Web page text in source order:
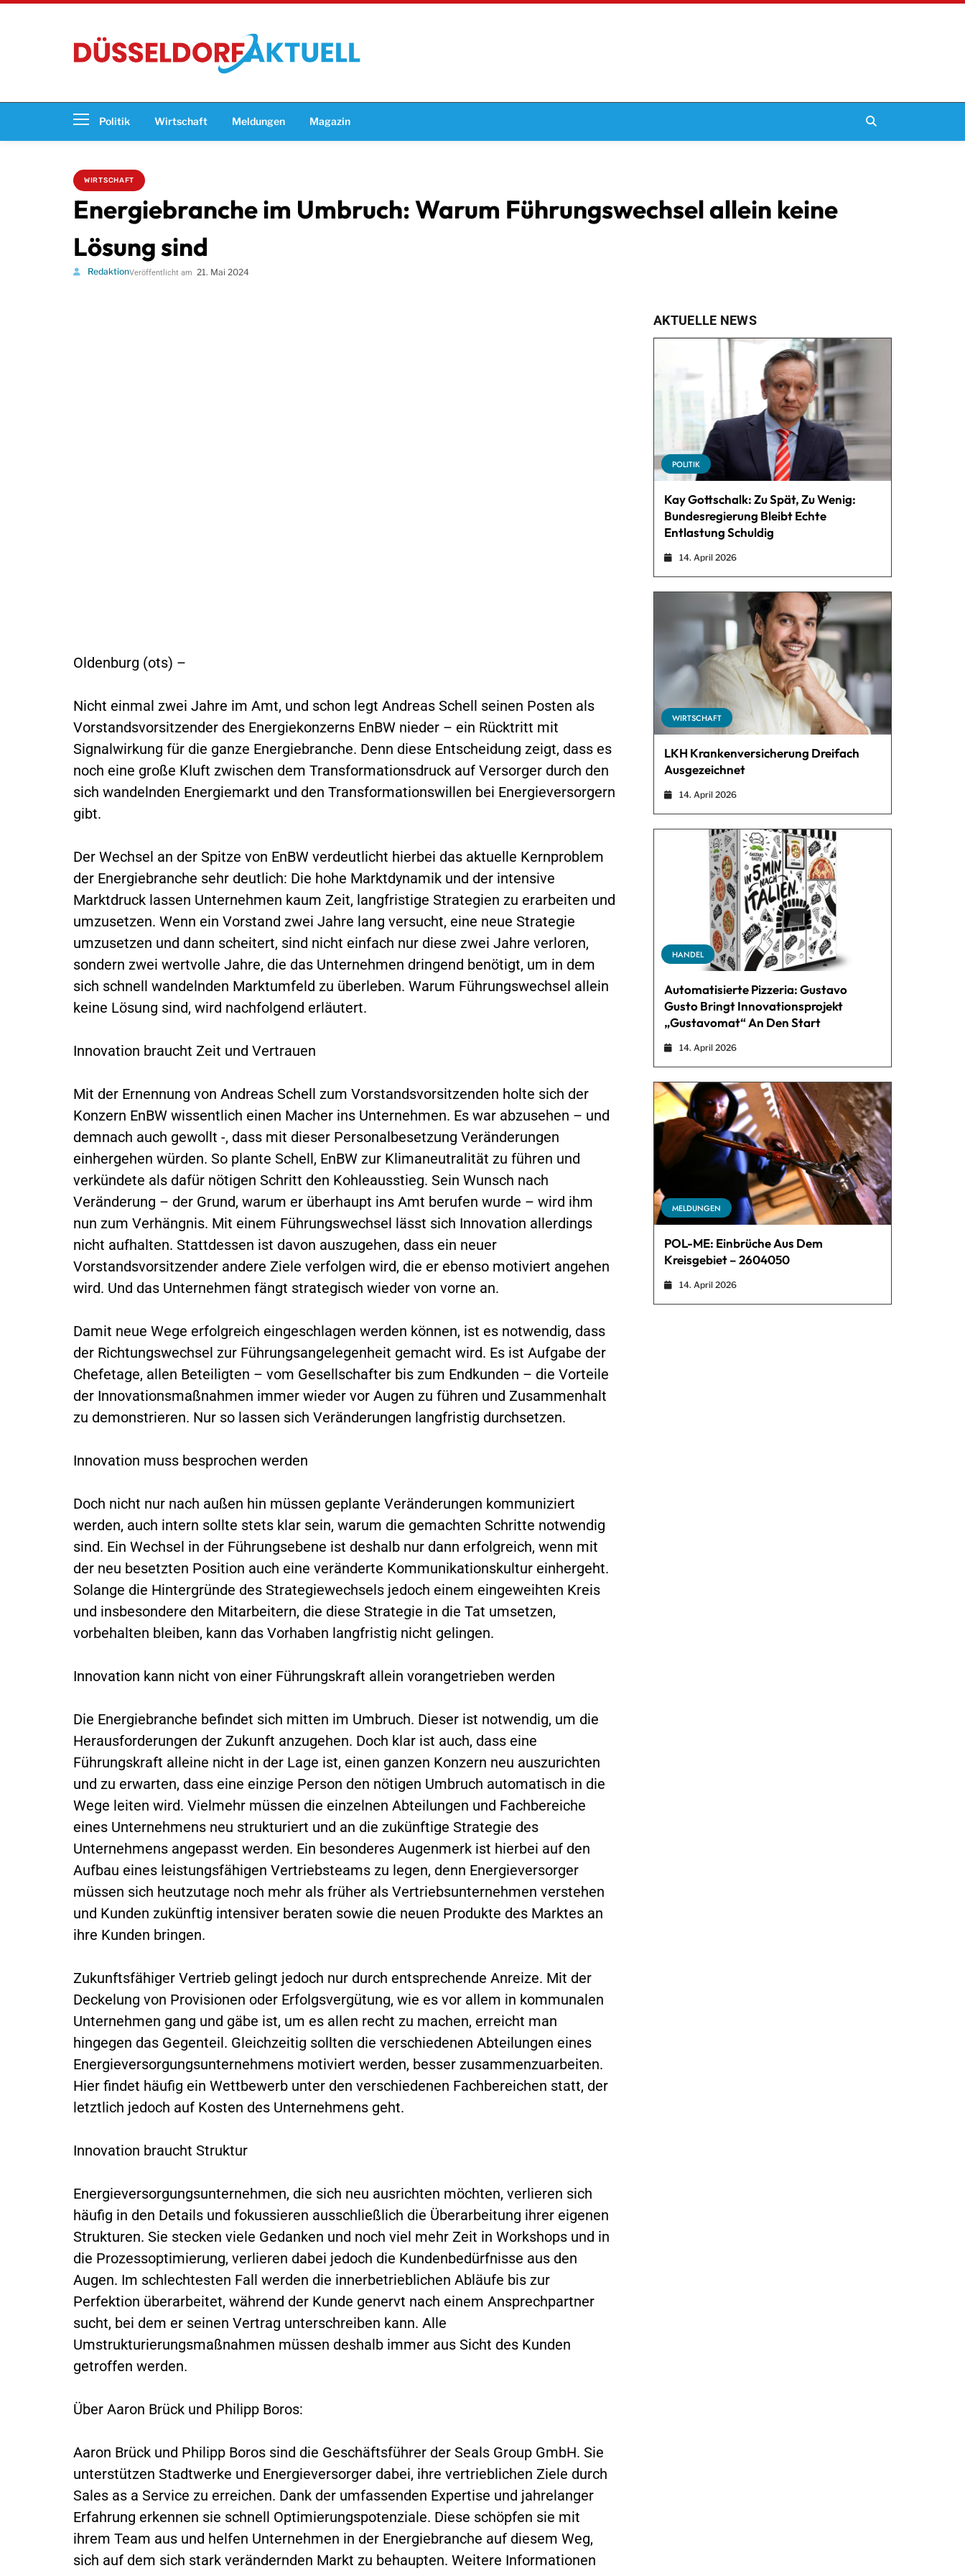
Politik Wirtschaft Meldungen Magazin
WIRTSCHAFT
Energiebranche im Umbruch: Warum Führungswechsel allein keine
Lösung sind
RedaktionVeröffentlicht am 21. Mai 2024
Oldenburg (ots) –
Nicht einmal zwei Jahre im Amt, und schon legt Andreas Schell seinen Posten als
Vorstandsvorsitzender des Energiekonzerns EnBW nieder – ein Rücktritt mit
Signalwirkung für die ganze Energiebranche. Denn diese Entscheidung zeigt, dass es
noch eine große Kluft zwischen dem Transformationsdruck auf Versorger durch den
sich wandelnden Energiemarkt und den Transformationswillen bei Energieversorgern
gibt.
Der Wechsel an der Spitze von EnBW verdeutlicht hierbei das aktuelle Kernproblem
der Energiebranche sehr deutlich: Die hohe Marktdynamik und der intensive
Marktdruck lassen Unternehmen kaum Zeit, langfristige Strategien zu erarbeiten und
umzusetzen. Wenn ein Vorstand zwei Jahre lang versucht, eine neue Strategie
umzusetzen und dann scheitert, sind nicht einfach nur diese zwei Jahre verloren,
sondern zwei wertvolle Jahre, die das Unternehmen dringend benötigt, um in dem
sich schnell wandelnden Marktumfeld zu überleben. Warum Führungswechsel allein
keine Lösung sind, wird nachfolgend erläutert.
Innovation braucht Zeit und Vertrauen
Mit der Ernennung von Andreas Schell zum Vorstandsvorsitzenden holte sich der
Konzern EnBW wissentlich einen Macher ins Unternehmen. Es war abzusehen – und
demnach auch gewollt -, dass mit dieser Personalbesetzung Veränderungen
einhergehen würden. So plante Schell, EnBW zur Klimaneutralität zu führen und
verkündete als dafür nötigen Schritt den Kohleausstieg. Sein Wunsch nach
Veränderung – der Grund, warum er überhaupt ins Amt berufen wurde – wird ihm
nun zum Verhängnis. Mit einem Führungswechsel lässt sich Innovation allerdings
nicht aufhalten. Stattdessen ist davon auszugehen, dass ein neuer
Vorstandsvorsitzender andere Ziele verfolgen wird, die er ebenso motiviert angehen
wird. Und das Unternehmen fängt strategisch wieder von vorne an.
Damit neue Wege erfolgreich eingeschlagen werden können, ist es notwendig, dass
der Richtungswechsel zur Führungsangelegenheit gemacht wird. Es ist Aufgabe der
Chefetage, allen Beteiligten – vom Gesellschafter bis zum Endkunden – die Vorteile
der Innovationsmaßnahmen immer wieder vor Augen zu führen und Zusammenhalt
zu demonstrieren. Nur so lassen sich Veränderungen langfristig durchsetzen.
Innovation muss besprochen werden
Doch nicht nur nach außen hin müssen geplante Veränderungen kommuniziert
werden, auch intern sollte stets klar sein, warum die gemachten Schritte notwendig
sind. Ein Wechsel in der Führungsebene ist deshalb nur dann erfolgreich, wenn mit
der neu besetzten Position auch eine veränderte Kommunikationskultur einhergeht.
Solange die Hintergründe des Strategiewechsels jedoch einem eingeweihten Kreis
und insbesondere den Mitarbeitern, die diese Strategie in die Tat umsetzen,
vorbehalten bleiben, kann das Vorhaben langfristig nicht gelingen.
Innovation kann nicht von einer Führungskraft allein vorangetrieben werden
Die Energiebranche befindet sich mitten im Umbruch. Dieser ist notwendig, um die
Herausforderungen der Zukunft anzugehen. Doch klar ist auch, dass eine
Führungskraft alleine nicht in der Lage ist, einen ganzen Konzern neu auszurichten
und zu erwarten, dass eine einzige Person den nötigen Umbruch automatisch in die
Wege leiten wird. Vielmehr müssen die einzelnen Abteilungen und Fachbereiche
eines Unternehmens neu strukturiert und an die zukünftige Strategie des
Unternehmens angepasst werden. Ein besonderes Augenmerk ist hierbei auf den
Aufbau eines leistungsfähigen Vertriebsteams zu legen, denn Energieversorger
müssen sich heutzutage noch mehr als früher als Vertriebsunternehmen verstehen
und Kunden zukünftig intensiver beraten sowie die neuen Produkte des Marktes an
ihre Kunden bringen.
Zukunftsfähiger Vertrieb gelingt jedoch nur durch entsprechende Anreize. Mit der
Deckelung von Provisionen oder Erfolgsvergütung, wie es vor allem in kommunalen
Unternehmen gang und gäbe ist, um es allen recht zu machen, erreicht man
hingegen das Gegenteil. Gleichzeitig sollten die verschiedenen Abteilungen eines
Energieversorgungsunternehmens motiviert werden, besser zusammenzuarbeiten.
Hier findet häufig ein Wettbewerb unter den verschiedenen Fachbereichen statt, der
letztlich jedoch auf Kosten des Unternehmens geht.
Innovation braucht Struktur
Energieversorgungsunternehmen, die sich neu ausrichten möchten, verlieren sich
häufig in den Details und fokussieren ausschließlich die Überarbeitung ihrer eigenen
Strukturen. Sie stecken viele Gedanken und noch viel mehr Zeit in Workshops und in
die Prozessoptimierung, verlieren dabei jedoch die Kundenbedürfnisse aus den
Augen. Im schlechtesten Fall werden die innerbetrieblichen Abläufe bis zur
Perfektion überarbeitet, während der Kunde genervt nach einem Ansprechpartner
sucht, bei dem er seinen Vertrag unterschreiben kann. Alle
Umstrukturierungsmaßnahmen müssen deshalb immer aus Sicht des Kunden
getroffen werden.
Über Aaron Brück und Philipp Boros:
Aaron Brück und Philipp Boros sind die Geschäftsführer der Seals Group GmbH. Sie
unterstützen Stadtwerke und Energieversorger dabei, ihre vertrieblichen Ziele durch
Sales as a Service zu erreichen. Dank der umfassenden Expertise und jahrelanger
Erfahrung erkennen sie schnell Optimierungspotenziale. Diese schöpfen sie mit
ihrem Team aus und helfen Unternehmen in der Energiebranche auf diesem Weg,
sich auf dem sich stark verändernden Markt zu behaupten. Weitere Informationen
AKTUELLE NEWS
POLITIK
Kay Gottschalk: Zu Spät, Zu Wenig:
Bundesregierung Bleibt Echte
Entlastung Schuldig
14. April 2026
WIRTSCHAFT
LKH Krankenversicherung Dreifach
Ausgezeichnet
14. April 2026
HANDEL
Automatisierte Pizzeria: Gustavo
Gusto Bringt Innovationsprojekt
„Gustavomat“ An Den Start
14. April 2026
MELDUNGEN
POL-ME: Einbrüche Aus Dem
Kreisgebiet – 2604050
14. April 2026